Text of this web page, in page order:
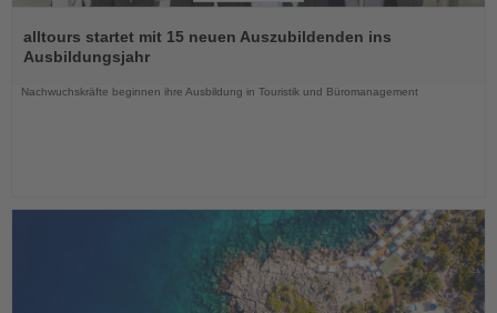
Sie
die
alltours startet mit 15 neuen Auszubildenden ins
Ausbildungsjahr
Nachwuchskräfte beginnen ihre Ausbildung in Touristik und Büromanagement